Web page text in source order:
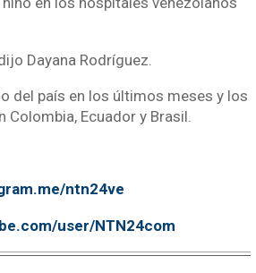
Dayana Rodríguez.
del país en los últimos meses y los
Ecuador y Brasil.
ntn24ve
user/NTN24com